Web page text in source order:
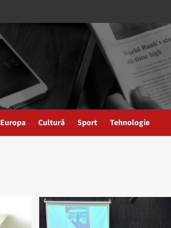
Europa Cultură Sport Tehnologie